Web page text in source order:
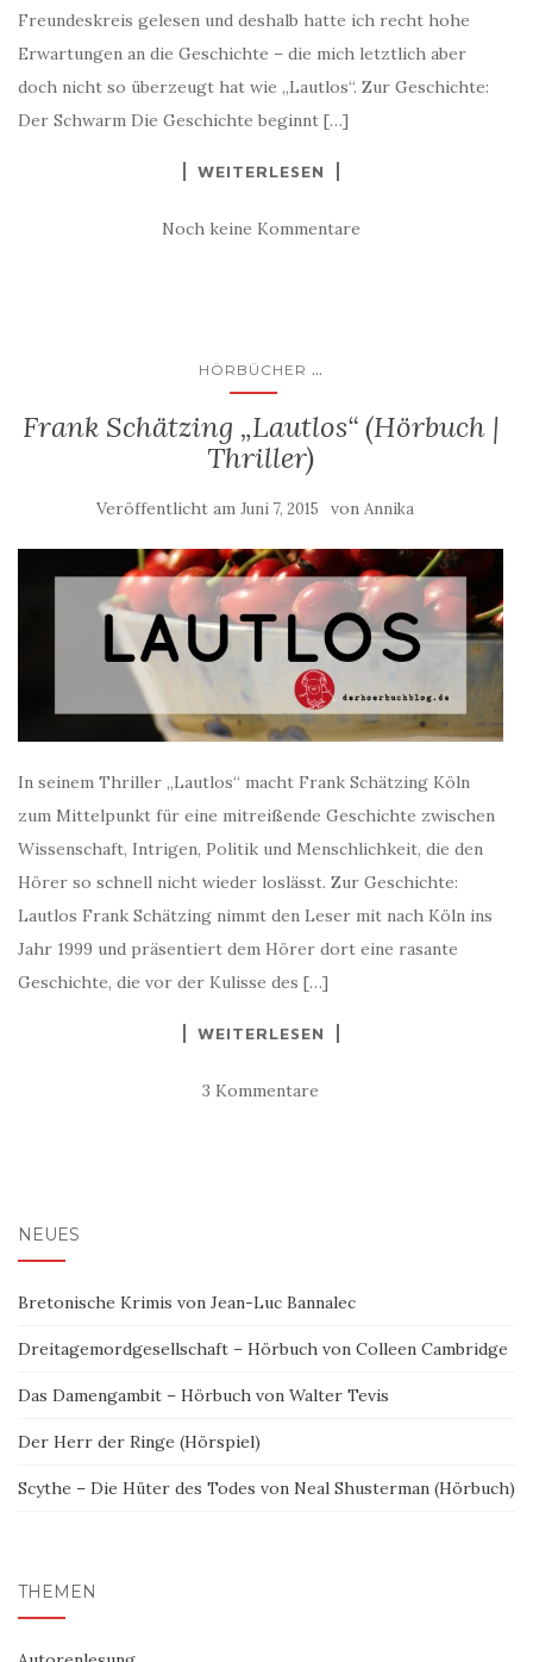
Freundeskreis gelesen und deshalb hatte ich recht hohe
Erwartungen an die Geschichte – die mich letztlich aber
doch nicht so überzeugt hat wie „Lautlos“. Zur Geschichte:
Der Schwarm Die Geschichte beginnt […]
WEITERLESEN
Noch keine Kommentare
HÖRBÜCHER ...
Frank Schätzing „Lautlos“ (Hörbuch |
Thriller)
Veröffentlicht am Juni 7, 2015 von Annika
In seinem Thriller „Lautlos“ macht Frank Schätzing Köln
zum Mittelpunkt für eine mitreißende Geschichte zwischen
Wissenschaft, Intrigen, Politik und Menschlichkeit, die den
Hörer so schnell nicht wieder loslässt. Zur Geschichte:
Lautlos Frank Schätzing nimmt den Leser mit nach Köln ins
Jahr 1999 und präsentiert dem Hörer dort eine rasante
Geschichte, die vor der Kulisse des […]
WEITERLESEN
3 Kommentare
NEUES
Bretonische Krimis von Jean-Luc Bannalec
Dreitagemordgesellschaft – Hörbuch von Colleen Cambridge
Das Damengambit – Hörbuch von Walter Tevis
Der Herr der Ringe (Hörspiel)
Scythe – Die Hüter des Todes von Neal Shusterman (Hörbuch)
THEMEN